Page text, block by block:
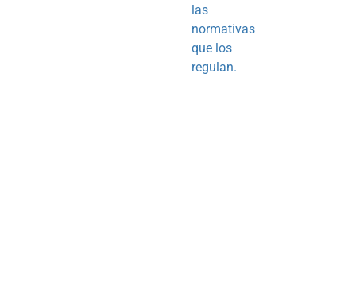
las
normativas
que los
regulan.